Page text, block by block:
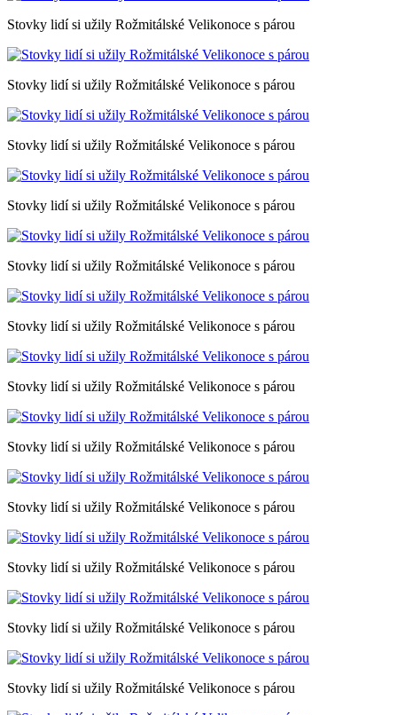
Stovky lidí si užily Rožmitálské Velikonoce s párou
Stovky lidí si užily Rožmitálské Velikonoce s párou
Stovky lidí si užily Rožmitálské Velikonoce s párou
Stovky lidí si užily Rožmitálské Velikonoce s párou
Stovky lidí si užily Rožmitálské Velikonoce s párou
Stovky lidí si užily Rožmitálské Velikonoce s párou
Stovky lidí si užily Rožmitálské Velikonoce s párou
Stovky lidí si užily Rožmitálské Velikonoce s párou
Stovky lidí si užily Rožmitálské Velikonoce s párou
Stovky lidí si užily Rožmitálské Velikonoce s párou
Stovky lidí si užily Rožmitálské Velikonoce s párou
Stovky lidí si užily Rožmitálské Velikonoce s párou